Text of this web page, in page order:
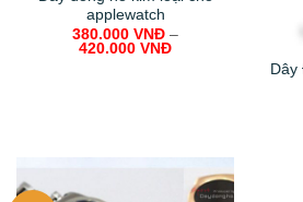
applewatch
380.000 VNĐ –
420.000 VNĐ
Dây